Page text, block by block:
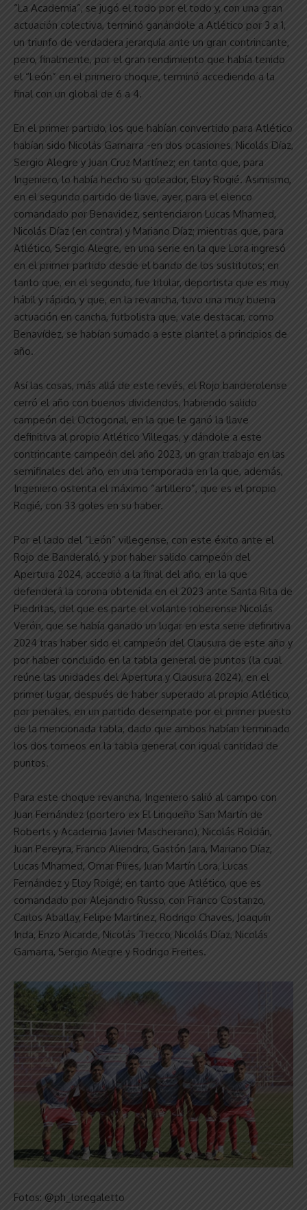
“La Academia”, se jugó el todo por el todo y, con una gran
actuación colectiva, terminó ganándole a Atlético por 3 a 1,
un triunfo de verdadera jerarquía ante un gran contrincante,
pero, finalmente, por el gran rendimiento que había tenido
el “León” en el primero choque, terminó accediendo a la
final con un global de 6 a 4.
En el primer partido, los que habían convertido para Atlético
habían sido Nicolás Gamarra -en dos ocasiones, Nicolás Díaz,
Sergio Alegre y Juan Cruz Martínez; en tanto que, para
Ingeniero, lo había hecho su goleador, Eloy Rogié. Asimismo,
en el segundo partido de llave, ayer, para el elenco
comandado por Benavidez, sentenciaron Lucas Mhamed,
Nicolás Díaz (en contra) y Mariano Díaz; mientras que, para
Atlético, Sergio Alegre, en una serie en la que Lora ingresó
en el primer partido desde el bando de los sustitutos; en
tanto que, en el segundo, fue titular, deportista que es muy
hábil y rápido, y que, en la revancha, tuvo una muy buena
actuación en cancha, futbolista que, vale destacar, como
Benavídez, se habían sumado a este plantel a principios de
año.
Así las cosas, más allá de este revés, el Rojo banderolense
cerró el año con buenos dividendos, habiendo salido
campeón del Octogonal, en la que le ganó la llave
definitiva al propio Atlético Villegas, y dándole a este
contrincante campeón del año 2023, un gran trabajo en las
semifinales del año, en una temporada en la que, además,
Ingeniero ostenta el máximo “artillero”, que es el propio
Rogié, con 33 goles en su haber.
Por el lado del “León” villegense, con este éxito ante el
Rojo de Banderaló, y por haber salido campeón del
Apertura 2024, accedió a la final del año, en la que
defenderá la corona obtenida en el 2023 ante Santa Rita de
Piedritas, del que es parte el volante roberense Nicolás
Verón, que se había ganado un lugar en esta serie definitiva
2024 tras haber sido el campeón del Clausura de este año y
por haber concluido en la tabla general de puntos (la cual
reúne las unidades del Apertura y Clausura 2024), en el
primer lugar, después de haber superado al propio Atlético,
por penales, en un partido desempate por el primer puesto
de la mencionada tabla, dado que ambos habían terminado
los dos torneos en la tabla general con igual cantidad de
puntos.
Para este choque revancha, Ingeniero salió al campo con
Juan Fernández (portero ex El Linqueño San Martín de
Roberts y Academia Javier Mascherano), Nicolás Roldán,
Juan Pereyra, Franco Aliendro, Gastón Jara, Mariano Díaz,
Lucas Mhamed, Omar Pires, Juan Martín Lora, Lucas
Fernández y Eloy Roigé; en tanto que Atlético, que es
comandado por Alejandro Russo, con Franco Costanzo,
Carlos Aballay, Felipe Martínez, Rodrigo Chaves, Joaquín
Inda, Enzo Aicarde, Nicolás Trecco, Nicolás Díaz, Nicolás
Gamarra, Sergio Alegre y Rodrigo Freites.
Fotos: @ph_loregaletto